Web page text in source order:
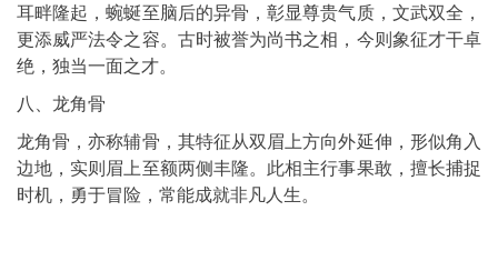
耳畔隆起，蜿蜒至脑后的异骨，彰显尊贵气质，文武双全，
更添威严法令之容。古时被誉为尚书之相，今则象征才干卓
绝，独当一面之才。
八、龙角骨
龙角骨，亦称辅骨，其特征从双眉上方向外延伸，形似角入
边地，实则眉上至额两侧丰隆。此相主行事果敢，擅长捕捉
时机，勇于冒险，常能成就非凡人生。